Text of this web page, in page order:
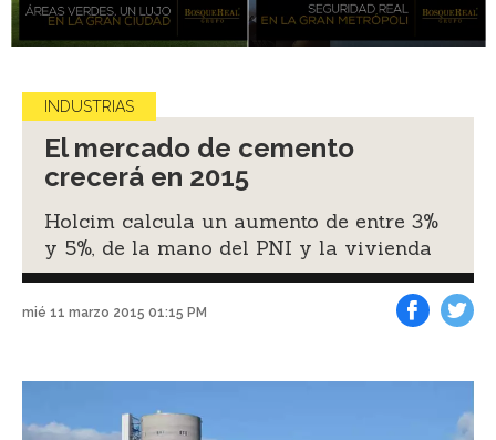
INDUSTRIAS
El mercado de cemento
crecerá en 2015
Holcim calcula un aumento de entre 3%
y 5%, de la mano del PNI y la vivienda
mié 11 marzo 2015 01:15 PM